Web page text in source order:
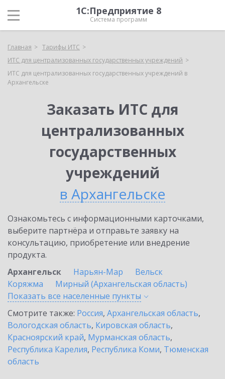
1С:Предприятие 8
Система программ
Главная
Тарифы ИТС
ИТС для централизованных государственных учреждений
ИТС для централизованных государственных учреждений в
Архангельске
Заказать ИТС для
централизованных
государственных
учреждений
в Архангельске
Ознакомьтесь с информационными карточками,
выберите партнёра и отправьте заявку на
консультацию, приобретение или внедрение
продукта.
Архангельск
Нарьян-Мар
Вельск
Коряжма
Мирный (Архангельская область)
Показать все населенные пункты
Смотрите также: Россия, Архангельская область,
Вологодская область, Кировская область,
Красноярский край, Мурманская область,
Республика Карелия, Республика Коми, Тюменская
область